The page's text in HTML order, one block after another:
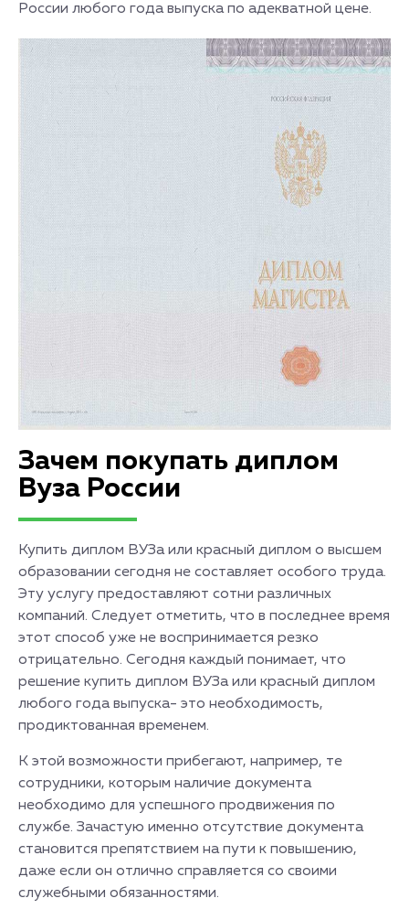
России любого года выпуска по адекватной цене.
Зачем покупать диплом
Вуза России
Купить диплом ВУЗа или красный диплом о высшем
образовании сегодня не составляет особого труда.
Эту услугу предоставляют сотни различных
компаний. Следует отметить, что в последнее время
этот способ уже не воспринимается резко
отрицательно. Сегодня каждый понимает, что
решение купить диплом ВУЗа или красный диплом
любого года выпуска- это необходимость,
продиктованная временем.
К этой возможности прибегают, например, те
сотрудники, которым наличие документа
необходимо для успешного продвижения по
службе. Зачастую именно отсутствие документа
становится препятствием на пути к повышению,
даже если он отлично справляется со своими
служебными обязанностями.